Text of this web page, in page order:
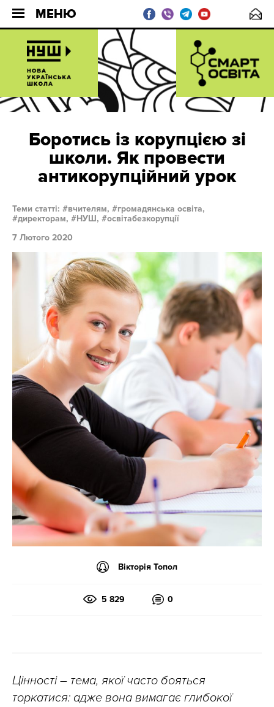
МЕНЮ
Боротись із корупцією зі
школи. Як провести
антикорупційний урок
Теми статті: вчителям,
громадянська освіта,
директорам,
НУШ,
освітабезкорупції
7 Лютого 2020
Вікторія Топол
5 829 0
Цінності – тема, якої часто бояться
торкатися: адже вона вимагає глибокої